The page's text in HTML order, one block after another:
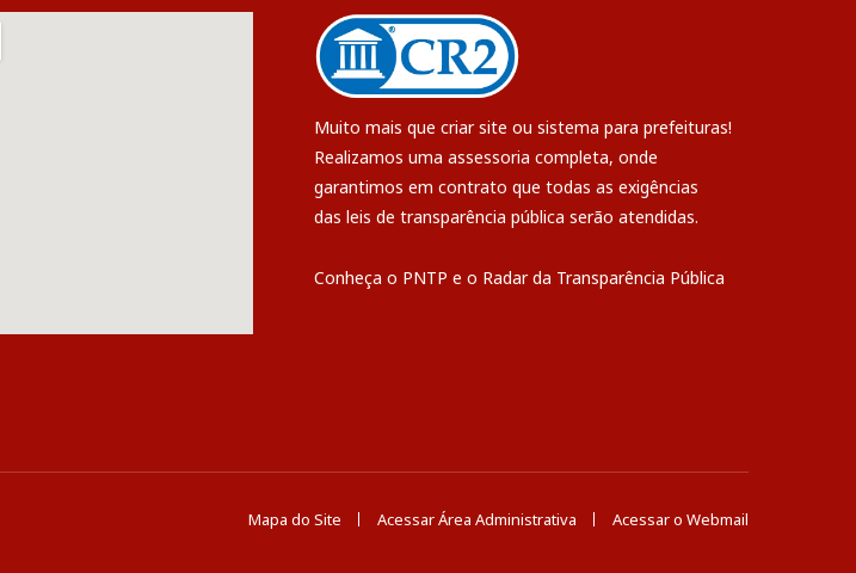
Muito mais que criar site ou sistema para prefeituras!
Realizamos uma assessoria completa, onde
garantimos em contrato que todas as exigências
das leis de transparência pública serão atendidas.
Conheça o PNTP e o Radar da Transparência Pública
Mapa do Site Acessar Área Administrativa Acessar o Webmail